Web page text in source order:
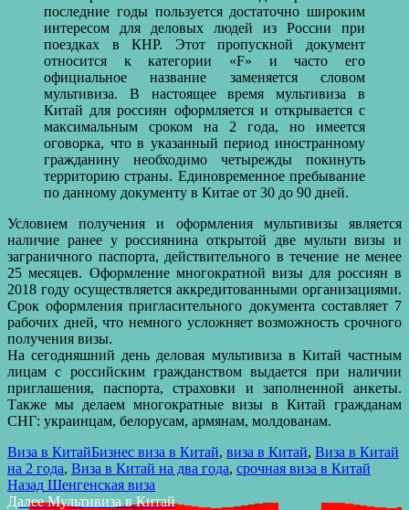
последние годы пользуется достаточно широким
интересом для деловых людей из России при
поездках в КНР. Этот пропускной документ
относится к категории «F» и часто его
официальное название заменяется словом
мультивиза. В настоящее время мультивиза в
Китай для россиян оформляется и открывается с
максимальным сроком на 2 года, но имеется
оговорка, что в указанный период иностранному
гражданину необходимо четырежды покинуть
территорию страны. Единовременное пребывание
по данному документу в Китае от 30 до 90 дней.
Условием получения и оформления мультивизы является
наличие ранее у россиянина открытой две мульти визы и
заграничного паспорта, действительного в течение не менее
25 месяцев. Оформление многократной визы для россиян в
2018 году осуществляется аккредитованными организациями.
Срок оформления пригласительного документа составляет 7
рабочих дней, что немного усложняет возможность срочного
получения визы.
На сегодняшний день деловая мультивиза в Китай частным
лицам с российским гражданством выдается при наличии
приглашения, паспорта, страховки и заполненной анкеты.
Также мы делаем многократные визы в Китай гражданам
СНГ: украинцам, белорусам, армянам, молдованам.
Опубликовано
Автор
Рубрики
Виза в КитайМетки
Бизнес виза в Китай, виза в Китай, Виза в Китай
на 2 года, Виза в Китай на два года, срочная виза в Китай
Навигация
Назад Предыдущая
запись:
Шенгенская виза
ДалееСледующая
Мультивиза в Китай